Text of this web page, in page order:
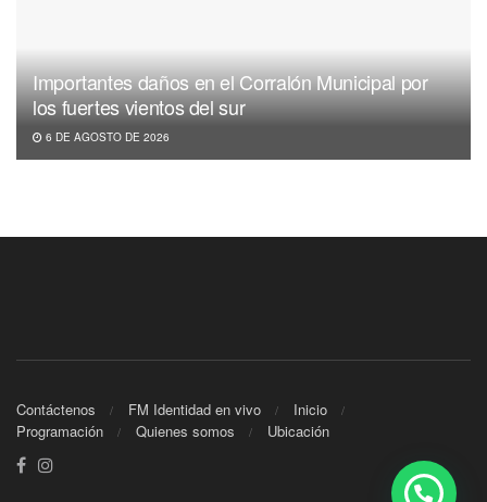
Importantes daños en el Corralón Municipal por
los fuertes vientos del sur
6 DE AGOSTO DE 2026
Contáctenos FM Identidad en vivo
Inicio
Programación
Quienes somos Ubicación